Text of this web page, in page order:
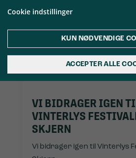
FRÆSNING FRA
og CNC-fræsning fra
VI BIDRAGER IGEN
VINTERLYS
SKJERN
Vi bidrager igen til Vinterlys
Cookie indstillinger
KUN NØDVENDIGE
ACCEPTER ALLE